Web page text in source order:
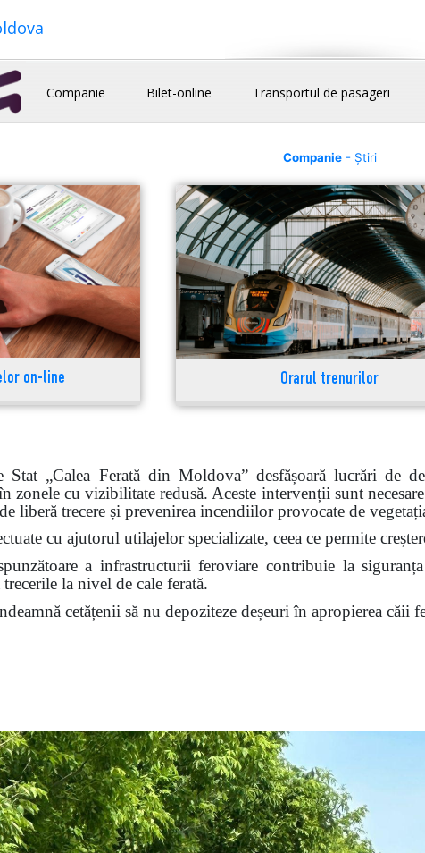
Companie Bilet-online Transportul de pasageri
Companie- Știri
on-line Orarul trenurilor
Stat „Calea Ferată din Moldova” desfășoară lucrări de
zonele cu vizibilitate redusă. Aceste intervenții sunt
liberă trecere și prevenirea incendiilor provocate de
cu ajutorul utilajelor specializate, ceea ce permite
a infrastructurii feroviare contribuie la
la nivel de cale ferată.
cetățenii să nu depoziteze deșeuri în apropierea căii